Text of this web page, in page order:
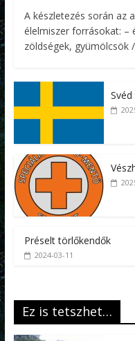
A készletezés során az
élelmiszer forrásokat: –
zöldségek, gyümölcsök
Préselt törlőkendők
2024-03-11
Ez is tetszhet…